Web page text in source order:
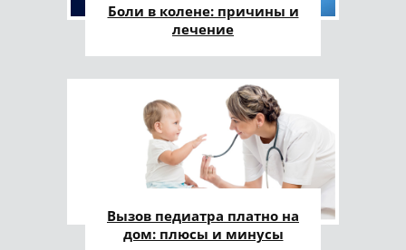
Боли в колене: причины и
лечение
Вызов педиатра платно на
дом: плюсы и минусы